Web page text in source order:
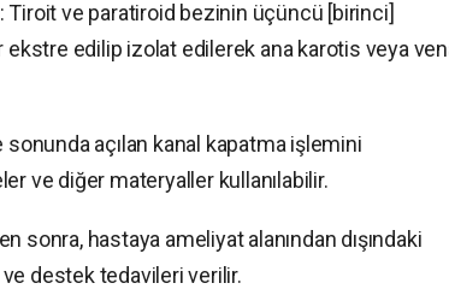
ve paratiroid bezinin üçüncü [birinci]
edilip izolat edilerek ana karotis veya
sonunda açılan kanal kapatma işlemini
ve diğer materyaller kullanılabilir.
hastaya ameliyat alanından dışındaki
destek tedavileri verilir.